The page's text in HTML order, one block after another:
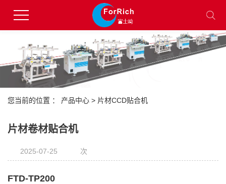
您当前的位置 ： 产品中心 > 片材CCD贴合机
片材卷材贴合机
2025-07-25 次
FTD-TP200